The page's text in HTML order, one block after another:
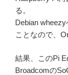
る。
Debian
ことなので、
結果、このPi
Broadcomの